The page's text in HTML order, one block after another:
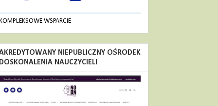
WSPARCIE
NIEPUBLICZNY OŚRODEK
NAUCZYCIELI